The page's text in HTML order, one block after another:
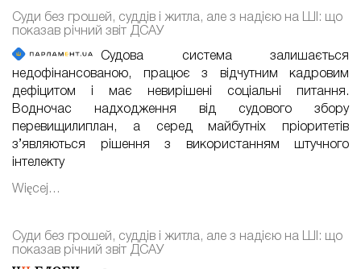
Суди без грошей, суддів і житла, але з надією на ШІ: що
показав річний звіт ДСАУ
Судова система залишається
недофінансованою, працює з відчутним кадровим
дефіцитом і має невирішені соціальні питання.
Водночас надходження від судового збору
перевищилиплан, а серед майбутніх пріоритетів
з’являються рішення з використанням штучного
інтелекту
Więcej…
Суди без грошей, суддів і житла, але з надією на ШІ: що
показав річний звіт ДСАУ